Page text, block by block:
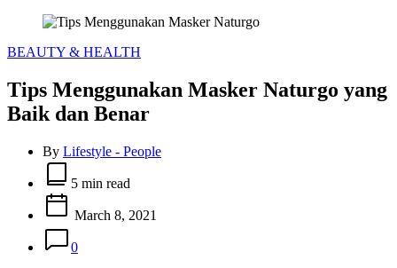
Categories
BEAUTY & HEALTH
Tips Menggunakan Masker Naturgo yang
Baik dan Benar
By Lifestyle - People
Estimated
read
time
5 min read
March 8, 2021
0